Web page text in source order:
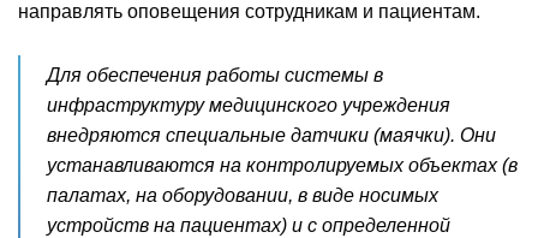
направлять оповещения сотрудникам и пациентам.
Для обеспечения работы системы в
инфраструктуру медицинского учреждения
внедряются специальные датчики (маячки). Они
устанавливаются на контролируемых объектах (в
палатах, на оборудовании, в виде носимых
устройств на пациентах) и с определенной